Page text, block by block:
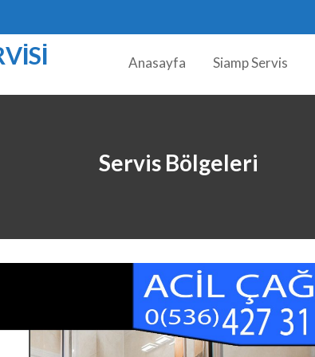
Anasayfa Siamp Servis
Servis Bölgeleri